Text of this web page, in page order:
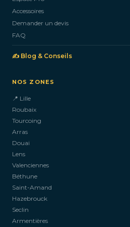
Accessoires
Demander un devis
FAQ
✍️ Blog & Conseils
NOS ZONES
📍 Lille
Roubaix
Tourcoing
Arras
Douai
Lens
Valenciennes
Béthune
Saint-Amand
Hazebrouck
Seclin
Armentières